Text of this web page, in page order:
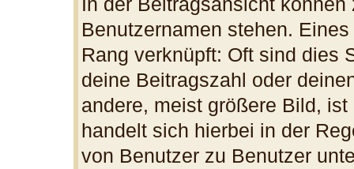
Benutzernamen stehen.
Rang verknüpft: Oft sind dies
deine Beitragszahl oder
andere, meist größere Bild, ist
handelt sich hierbei in der
von Benutzer zu Benutzer